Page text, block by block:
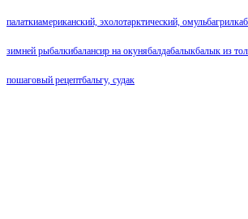
палаткиамериканский, эхолотарктический, омульбагрилка
зимней рыбалкибалансир на окунябалдабалыкбалык из
пошаговый рецептбальгу, судак